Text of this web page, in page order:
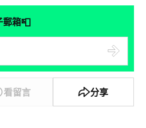
郵箱📮
看留言 分享